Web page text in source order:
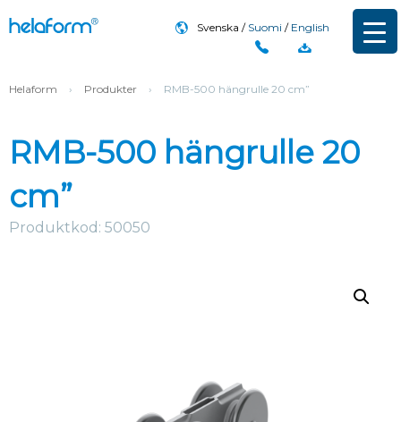
Svenska Suomi English
Helaform › Produkter › RMB-500 hängrulle 20 cm”
RMB-500 hängrulle 20
cm”
Produktkod: 50050